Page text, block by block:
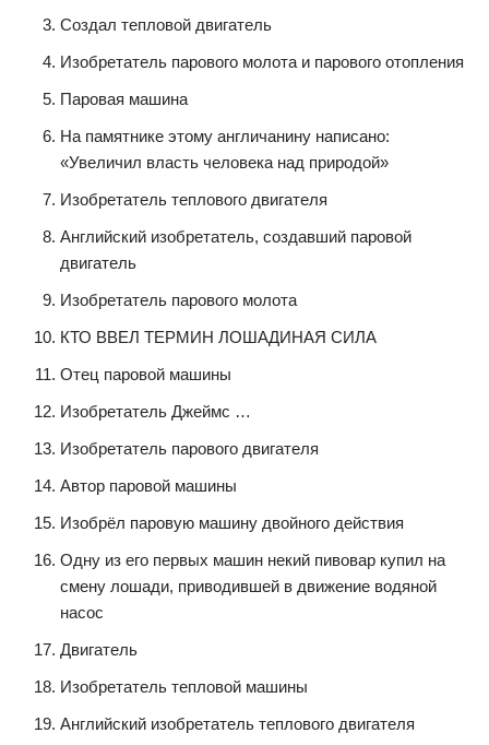
Создал тепловой двигатель
Изобретатель парового молота и парового отопления
Паровая машина
На памятнике этому англичанину написано:
«Увеличил власть человека над природой»
Изобретатель теплового двигателя
Английский изобретатель, создавший паровой
двигатель
Изобретатель парового молота
КТО ВВЕЛ ТЕРМИН ЛОШАДИНАЯ СИЛА
Отец паровой машины
Изобретатель Джеймс …
Изобретатель парового двигателя
Автор паровой машины
Изобрёл паровую машину двойного действия
Одну из его первых машин некий пивовар купил на
смену лошади, приводившей в движение водяной
насос
Двигатель
Изобретатель тепловой машины
Английский изобретатель теплового двигателя